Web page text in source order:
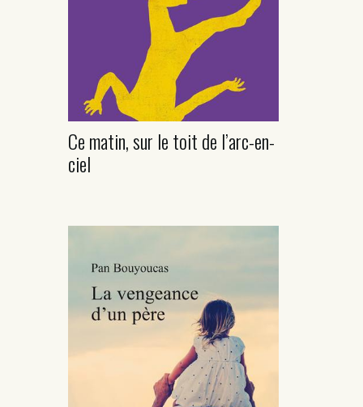
Ce matin, sur le toit de l’arc-en-
ciel